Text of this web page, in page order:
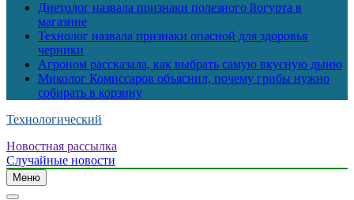
Диетолог назвала признаки полезного йогурта в
магазине
Технолог назвала признаки опасной для здоровья
черники
Агроном рассказала, как выбрать самую вкусную дыню
Миколог Комиссаров объяснил, почему грибы нужно
собирать в корзину
Технологический
Новостная рассылка
Случайные новости
Меню